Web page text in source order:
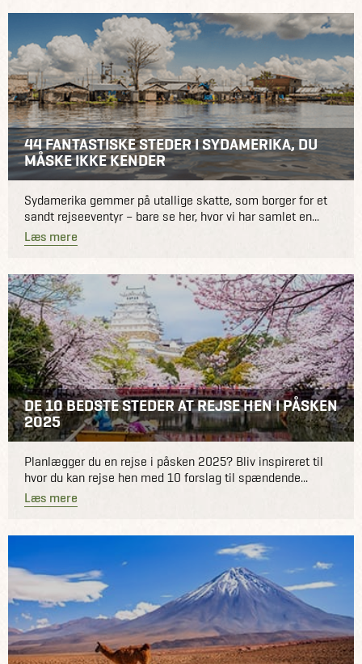
44 FANTASTISKE STEDER I SYDAMERIKA, DU
MÅSKE IKKE KENDER
Sydamerika gemmer på utallige skatte, som borger for et
sandt rejseeventyr – bare se her, hvor vi har samlet en...
Læs mere
DE 10 BEDSTE STEDER AT REJSE HEN I PÅSKEN
2025
Planlægger du en rejse i påsken 2025? Bliv inspireret til
hvor du kan rejse hen med 10 forslag til spændende...
Læs mere